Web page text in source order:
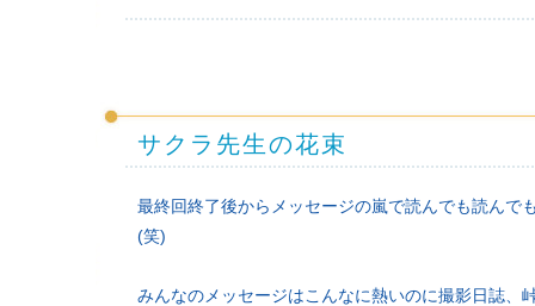
サクラ先生の花束
最終回終了後からメッセージの嵐で読んでも読んで
(笑)
みんなのメッセージはこんなに熱いのに撮影日誌、